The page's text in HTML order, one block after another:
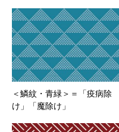
＜鱗紋・青緑＞＝「疫病除
け」「魔除け」